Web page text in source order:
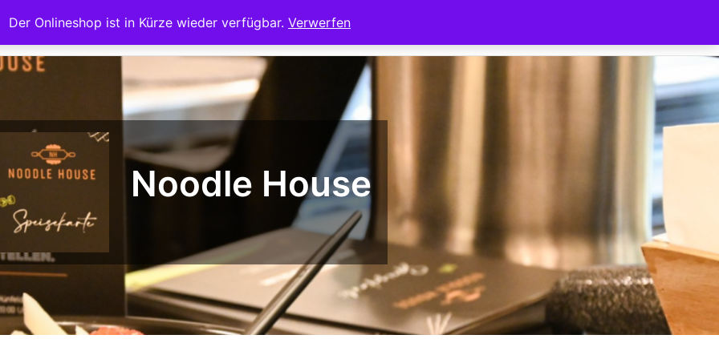
Startseite Teilnehmer
Noodle House
Der Onlineshop ist in Kürze wieder verfügbar. Verwerfen